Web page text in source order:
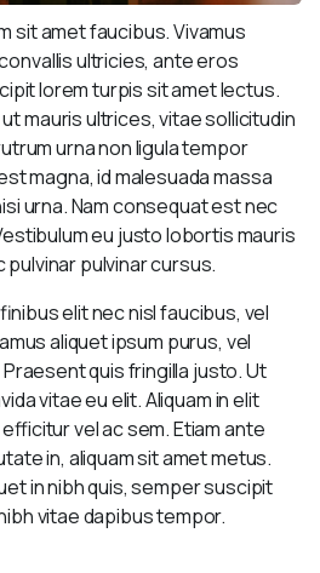
sit amet faucibus. Vivamus
ultricies, ante eros
lorem turpis sit amet lectus.
mauris ultrices, vitae sollicitudin
urna non ligula tempor
magna, id malesuada massa
urna. Nam consequat est nec
eu justo lobortis mauris
pulvinar cursus.
elit nec nisl faucibus, vel
aliquet ipsum purus, vel
quis fringilla justo. Ut
vitae eu elit. Aliquam in elit
vel ac sem. Etiam ante
in, aliquam sit amet metus.
in nibh quis, semper suscipit
vitae dapibus tempor.